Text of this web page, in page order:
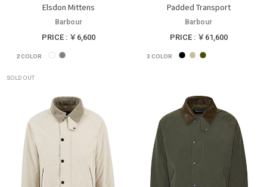
Elsdon Mittens
Barbour
PRICE : ￥6,600
2COLOR
Padded Transport
Barbour
PRICE : ￥61,600
3 COLOR
SOLD OUT